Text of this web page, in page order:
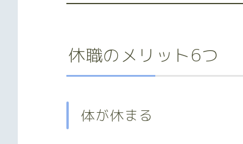
休職のメリット6つ
体が休まる